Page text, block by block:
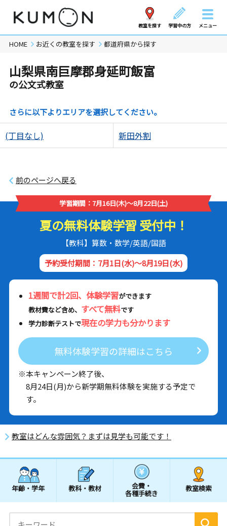
教室を探す 学習中の方 メニュー
HOME お近くの教室を探す 都道府県から探す
山梨県南巨摩郡身延町飯富
の公文式教室
さらに以下よりエリアを選択してください。
(丁目なし) 新田外割
前のページへ戻る
学習期間：7月16日(木)～8月22日(土)
夏の無料体験学習 受付中！
【教科】算数・数学/英語/国語
予約受付期間：7月1日(水)～8月19日(水)
1週間で計2回、体験学習ができます
教材費など含め、 すべて無料です
学力診断テストで現在の学力も分かります
無料体験学習の詳細はこちら
※本キャンペーン終了後、
8月24日(月)から新学期無料体験を実施する予定で
す。
教室はどんな雰囲気？まずは見学も可能です！
年齢・学年 教科・教材 会費・
各種手続き
教室検索